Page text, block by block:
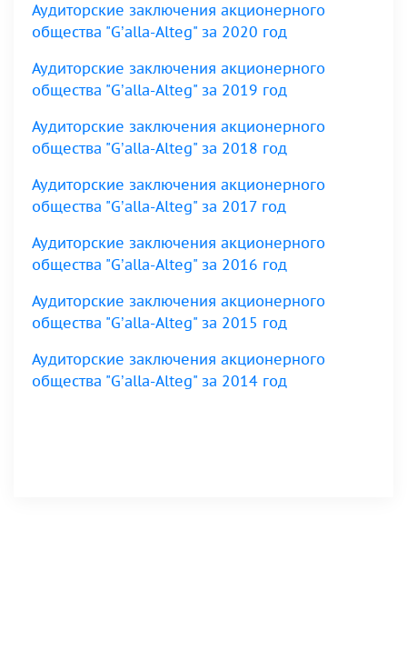
Аудиторские заключения акционерного
общества "G’alla-Alteg" за 2020 год
Аудиторские заключения акционерного
общества "G’alla-Alteg" за 2019 год
Аудиторские заключения акционерного
общества "G’alla-Alteg" за 2018 год
Аудиторские заключения акционерного
общества "G’alla-Alteg" за 2017 год
Аудиторские заключения акционерного
общества "G’alla-Alteg" за 2016 год
Аудиторские заключения акционерного
общества "G’alla-Alteg" за 2015 год
Аудиторские заключения акционерного
общества "G’alla-Alteg" за 2014 год